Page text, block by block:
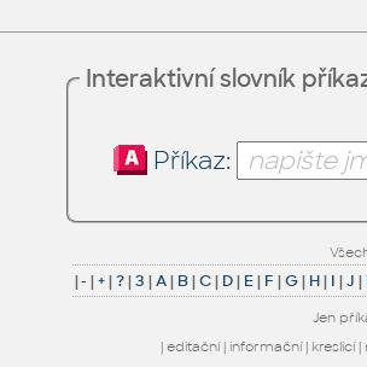
Interaktivní slovník
Příkaz:
|- |+|?|3 |A| B|C| D| E| F |G| H| I |J |
Jen
| editační| informační| kreslicí|